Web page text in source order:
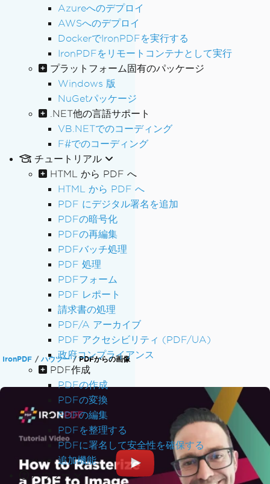
Azureへのデプロイ
AWSへのデプロイ
DockerでIronPDFを実行する
IronPDFをリモートコンテナとして実行
プラットフォーム固有のパッケージ
Windows 版
NuGetパッケージ
.NET他の言語サポート
VB.NETでのコーディング
F#でのコーディング
チュートリアル
HTML から PDF へ
HTML から PDF へ
PDF にデジタル署名を追加
PDFの暗号化
PDFの再編集
PDFバッチ処理
PDF 処理
PDFフォーム
PDF レポート
請求書の処理
PDF/A アーカイブ
PDF アクセシビリティ (PDF/UA)
政府コンプライアンス
PDF作成
PDFの作成
PDFの変換
PDFの編集
PDFを整理する
PDFに署名して安全性を確保する
追加機能
ハウツー
IronPDF ハウツー PDFからの画像